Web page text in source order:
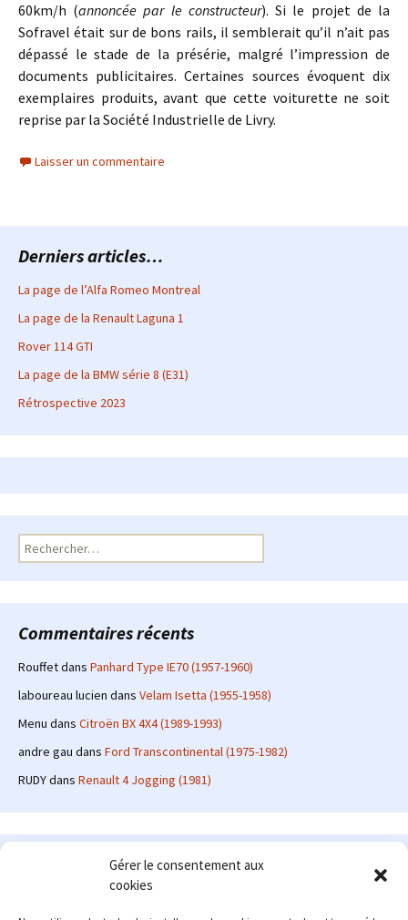
Gérer le consentement aux
cookies
60km/h (annoncée par le constructeur). Si le projet de la
Sofravel était sur de bons rails, il semblerait qu’il n’ait pas
dépassé le stade de la présérie, malgré l’impression de
documents publicitaires. Certaines sources évoquent dix
exemplaires produits, avant que cette voiturette ne soit
reprise par la Société Industrielle de Livry.
Laisser un commentaire
Derniers articles…
La page de l’Alfa Romeo Montreal
La page de la Renault Laguna 1
Rover 114 GTI
La page de la BMW série 8 (E31)
Rétrospective 2023
Rechercher :
Commentaires récents
Rouffetdans Panhard Type IE70 (1957-1960)
laboureau lucien dans Velam Isetta (1955-1958)
Menu dans Citroën BX 4X4 (1989-1993)
andre gau dans Ford Transcontinental (1975-1982)
RUDYdans Renault 4 Jogging (1981)
Le site en quelques mots
: passionné d'automobile ancienne depuis de
nombreuses années, j'ai commencé à partager ma passion sur